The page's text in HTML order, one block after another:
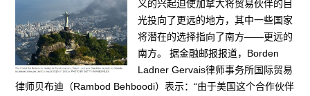
义的兴起迫使加拿大将贸易伙伴的目
光投向了更远的地方，其中一些国家
将潜在的选择指向了南方——更远的
南方。 据金融邮报报道，Borden
Ladner Gervais律师事务所国际贸易
律师贝布迪（Rambod Behboodi）表示：“由于美国这个合作伙伴